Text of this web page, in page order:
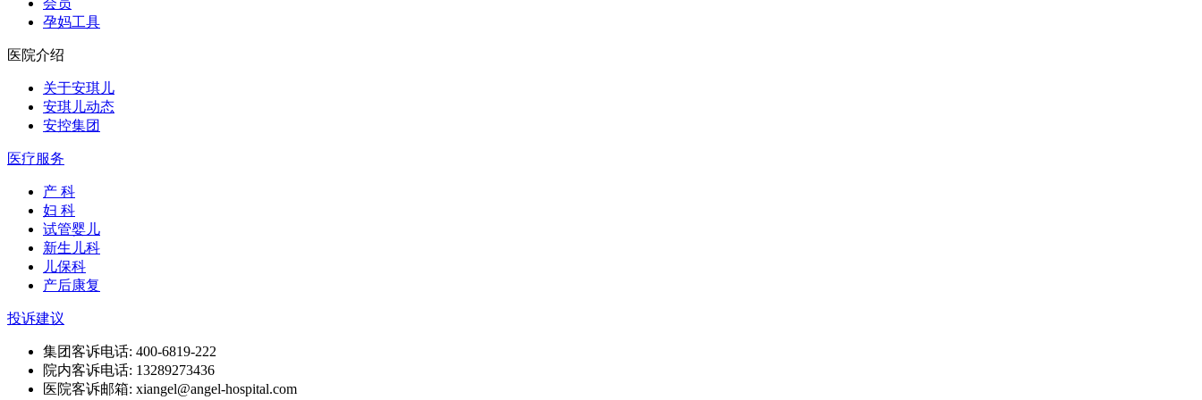
会员
孕妈工具
医院介绍
关于安琪儿
安琪儿动态
安控集团
医疗服务
产 科
妇 科
试管婴儿
新生儿科
儿保科
产后康复
投诉建议
集团客诉电话: 400-6819-222
院内客诉电话: 13289273436
医院客诉邮箱: xiangel@angel-hospital.com